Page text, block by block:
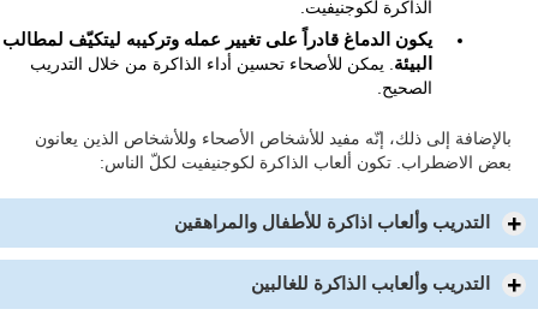
الذاكرة لكوجنيفيت.
يكون الدماغ قادراً على تغيير عمله وتركيبه ليتكيّف لمطالب
البيئة . يمكن للأصحاء تحسين أداء الذاكرة من خلال التدريب
الصحيح.
بالإضافة إلى ذلك، إنّه مفيد للأشخاص الأصحاء وللأشخاص الذين يعانون
بعض الاضطراب. تكون ألعاب الذاكرة لكوجنيفيت لكلّ الناس:
التدريب وألعاب اذاكرة للأطفال والمراهقين
التدريب وألعابب الذاكرة للغالبين